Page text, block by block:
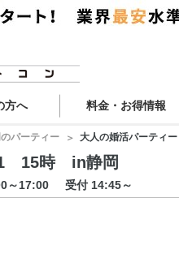
方へ 料金・お得情報
パーティー 大人の婚活パーテ
15時 in静岡
～17:00 受付 14:45～